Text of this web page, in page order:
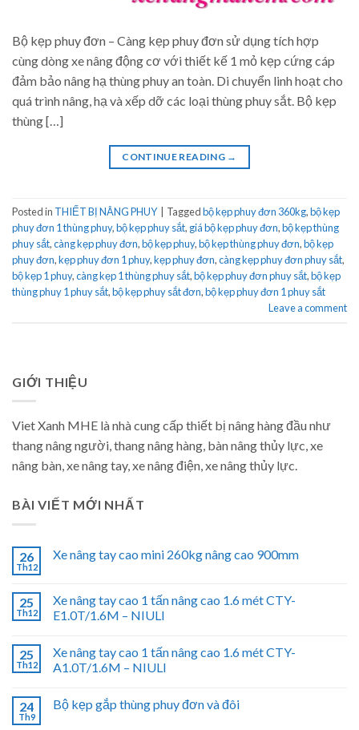
Bộ kẹp phuy đơn – Càng kẹp phuy đơn sử dụng tích hợp
cùng dòng xe nâng động cơ với thiết kế 1 mỏ kẹp cứng cáp
đảm bảo nâng hạ thùng phuy an toàn. Di chuyển linh hoạt cho
quá trình nâng, hạ và xếp dỡ các loại thùng phuy sắt. Bộ kẹp
thùng […]
CONTINUE READING →
Posted in THIẾT BỊ NÂNG PHUY Taggedbộ kẹp phuy đơn 360kg,bộ kẹp
phuy đơn 1 thùng phuy,bộ kẹp phuy sắt, giá bộ kẹp phuy đơn,bộ kẹp thùng
phuy sắt,càng kẹp phuy đơn,bộ kẹp phuy,bộ kẹp thùng phuy đơn,bộ kẹp
phuy đơn,kẹp phuy đơn 1 phuy,kẹp phuy đơn,càng kẹp phuy đơn phuy sắt,
bộ kẹp 1 phuy,càng kẹp 1 thùng phuy sắt,bộ kẹp phuy đơn phuy sắt,bộ kẹp
thùng phuy 1 phuy sắt,bộ kẹp phuy sắt đơn,bộ kẹp phuy đơn 1 phuy sắt
Leave a comment
GIỚI THIỆU
Viet Xanh MHE là nhà cung cấp thiết bị nâng hàng đầu như
thang nâng người, thang nâng hàng, bàn nâng thủy lực, xe
nâng bàn, xe nâng tay, xe nâng điện, xe nâng thủy lực.
BÀI VIẾT MỚI NHẤT
26
Th12
Xe nâng tay cao mini 260kg nâng cao 900mm
25
Th12
Xe nâng tay cao 1 tấn nâng cao 1.6 mét CTY-
E1.0T/1.6M – NIULI
25
Th12
Xe nâng tay cao 1 tấn nâng cao 1.6 mét CTY-
A1.0T/1.6M – NIULI
24
Th9
Bộ kẹp gắp thùng phuy đơn và đôi